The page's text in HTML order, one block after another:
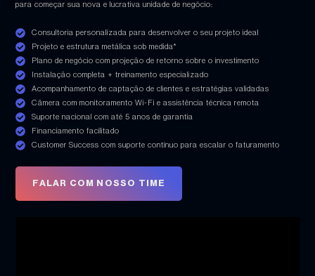
para começar sua nova e lucrativa unidade de negócio:
Consultoria personalizada para desenvolver o seu projeto ideal
Projeto e estrutura metálica sob medida*
Plano de negócio com projeção de retorno sobre o investimento
Instalação completa + treinamento especializado
Acompanhamento de captação de clientes e estratégias validadas
Câmera com monitoramento Wi-Fi e assistência técnica remota
Suporte nacional com até 5 anos de garantia
Financiamento facilitado
Customer Success com suporte contínuo para escalar o faturamento
FALAR COM NOSSO TIME